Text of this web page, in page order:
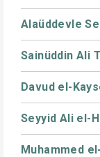
Alaüddevle
Sainüddin Ali
Davud el-
Seyyid Ali el-
Muhammed